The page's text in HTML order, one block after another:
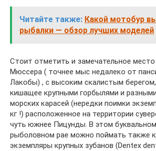
Читайте также: Какой мотобур
рыбалки — обзор лучших моделей
Стоит отметить и замечательное
Мюссера ( точнее мыс недалеко от
Лакобы) , с высоким скалистым
кишащее крупными горбылями и
морских карасей (нередки поимки
кг !) расположенное на территории
чуть южнее Пицунды. В этом
рыболовном рае можно поймать также
экземпляры крупных зубанов (Dentex